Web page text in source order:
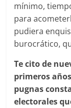
mínimo,
para
pudiera
burocrático,
Te cito de
primeros
pugnas
electorales